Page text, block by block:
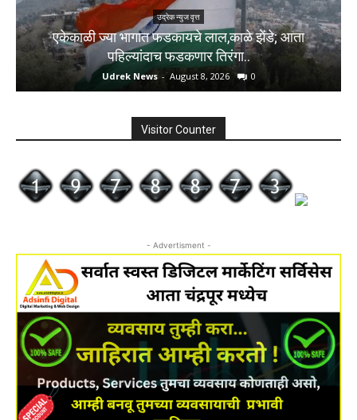
उद्रेक न्युज वृत्त
एकेकाळी ज्या भागात फडकायचे लाल,काळे झेंडे; आता
पहिल्यांदाच फडकणार तिरंगा..
Udrek News - August 8, 2026 0
Visitor Counter
- Advertisment -